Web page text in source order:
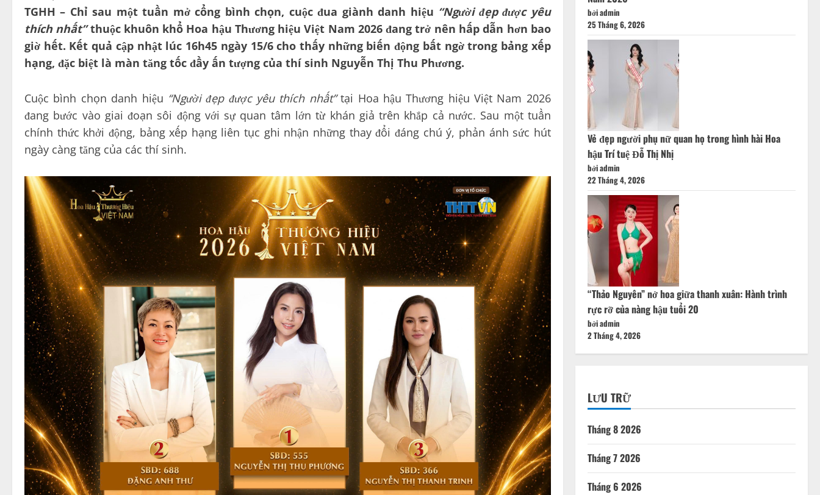
TGHH – Chỉ sau một tuần mở cổng bình chọn, cuộc đua giành danh hiệu “Người đẹp được yêu
thích nhất”thuộc khuôn khổ Hoa hậu Thương hiệu Việt Nam 2026 đang trở nên hấp dẫn hơn bao
giờ hết. Kết quả cập nhật lúc 16h45 ngày 15/6 cho thấy những biến động bất ngờ trong bảng xếp
hạng, đặc biệt là màn tăng tốc đầy ấn tượng của thí sinh Nguyễn Thị Thu Phương.
Cuộc bình chọn danh hiệu “Người đẹp được yêu thích nhất”tại Hoa hậu Thương hiệu Việt Nam 2026
đang bước vào giai đoạn sôi động với sự quan tâm lớn từ khán giả trên khắp cả nước. Sau một tuần
chính thức khởi động, bảng xếp hạng liên tục ghi nhận những thay đổi đáng chú ý, phản ánh sức hút
ngày càng tăng của các thí sinh.
bởi admin
25 Tháng 6, 2026
Vẻ đẹp người phụ nữ quan họ trong hình hài Hoa
hậu Trí tuệ Đỗ Thị Nhị
bởi admin
22 Tháng 4, 2026
“Thảo Nguyên” nở hoa giữa thanh xuân: Hành trình
rực rỡ của nàng hậu tuổi 20
bởi admin
2 Tháng 4, 2026
LƯU TRỮ
Tháng 8 2026
Tháng 7 2026
Tháng 6 2026